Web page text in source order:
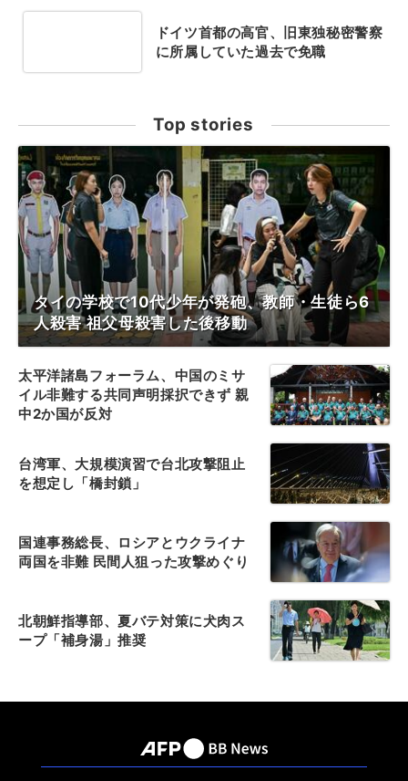
ドイツ首都の高官、旧東独秘密警察
に所属していた過去で免職
Top stories
タイの学校で10代少年が発砲、教師・生徒ら6
人殺害 祖父母殺害した後移動
太平洋諸島フォーラム、中国のミサ
イル非難する共同声明採択できず 親
中2か国が反対
台湾軍、大規模演習で台北攻撃阻止
を想定し「橋封鎖」
国連事務総長、ロシアとウクライナ
両国を非難 民間人狙った攻撃めぐり
北朝鮮指導部、夏バテ対策に犬肉ス
ープ「補身湯」推奨